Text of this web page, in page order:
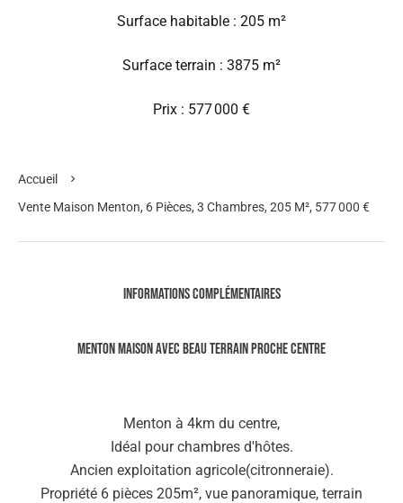
Surface habitable : 205 m²
Surface terrain : 3875 m²
Prix : 577 000 €
Accueil
Vente Maison Menton, 6 Pièces, 3 Chambres, 205 M², 577 000 €
Informations complémentaires
Menton Maison avec beau terrain proche centre
Menton à 4km du centre,
Idéal pour chambres d'hôtes.
Ancien exploitation agricole(citronneraie).
Propriété 6 pièces 205m², vue panoramique, terrain